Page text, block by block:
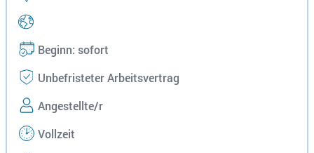
Beginn: sofort
Unbefristeter Arbeitsvertrag
Angestellte/r
Vollzeit